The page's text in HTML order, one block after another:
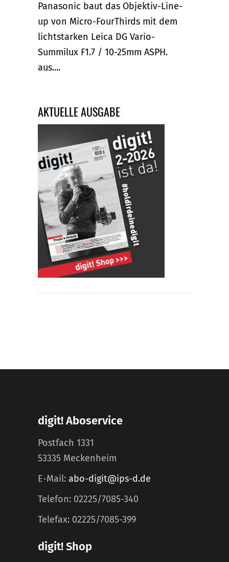
Panasonic baut das Objektiv-Line-
up von Micro-FourThirds mit dem
lichtstarken Leica DG Vario-
Summilux F1.7 / 10-25mm ASPH.
aus....
AKTUELLE AUSGABE
digit! Aboservice
Postfach 1331
53335 Meckenheim
E-Mail: abo-digit@ips-d.de
Telefon: 02225/7085-340
Telefax: 02225/7085-399
digit! Shop